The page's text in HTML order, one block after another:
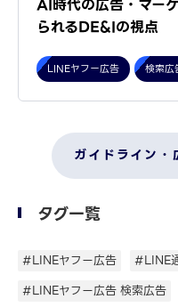
AI時代の広告・マー
られるDE&Iの視点
LINEヤフー広告 検索広
ガイドライン
タグ一覧
#LINEヤフー広告
#LINE
#LINEヤフー広告 検索広告